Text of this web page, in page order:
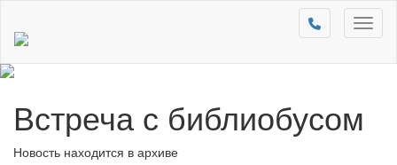
Встреча с библиобусом
Новость находится в архиве